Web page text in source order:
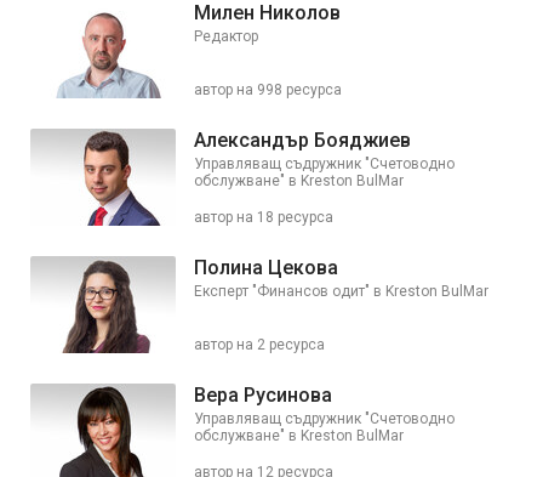
Милен Николов
Редактор
автор на 998 ресурса
Александър Бояджиев
Управляващ съдружник "Счетоводно
обслужване" в Kreston BulMar
автор на 18 ресурса
Полина Цекова
Експерт "Финансов одит" в Kreston BulMar
автор на 2 ресурса
Вера Русинова
Управляващ съдружник "Счетоводно
обслужване" в Kreston BulMar
автор на 12 ресурса